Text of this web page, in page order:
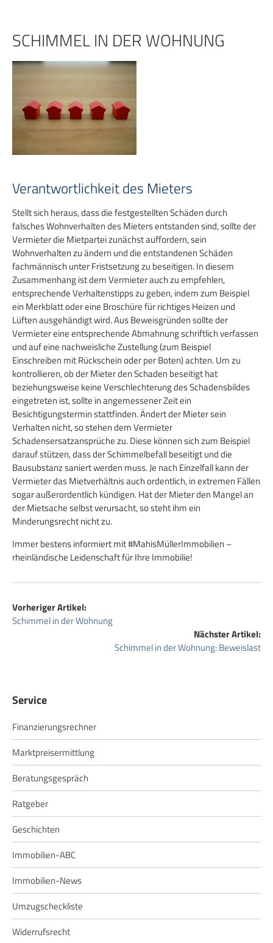
springen
SCHIMMEL IN DER WOHNUNG
Verantwortlichkeit des Mieters
Stellt sich heraus, dass die festgestellten Schäden durch
falsches Wohnverhalten des Mieters entstanden sind, sollte der
Vermieter die Mietpartei zunächst auffordern, sein
Wohnverhalten zu ändern und die entstandenen Schäden
fachmännisch unter Fristsetzung zu beseitigen. In diesem
Zusammenhang ist dem Vermieter auch zu empfehlen,
entsprechende Verhaltenstipps zu geben, indem zum Beispiel
ein Merkblatt oder eine Broschüre für richtiges Heizen und
Lüften ausgehändigt wird. Aus Beweisgründen sollte der
Vermieter eine entsprechende Abmahnung schriftlich verfassen
und auf eine nachweisliche Zustellung (zum Beispiel
Einschreiben mit Rückschein oder per Boten) achten. Um zu
kontrollieren, ob der Mieter den Schaden beseitigt hat
beziehungsweise keine Verschlechterung des Schadensbildes
eingetreten ist, sollte in angemessener Zeit ein
Besichtigungstermin stattfinden. Ändert der Mieter sein
Verhalten nicht, so stehen dem Vermieter
Schadensersatzansprüche zu. Diese können sich zum Beispiel
darauf stützen, dass der Schimmelbefall beseitigt und die
Bausubstanz saniert werden muss. Je nach Einzelfall kann der
Vermieter das Mietverhältnis auch ordentlich, in extremen Fällen
sogar außerordentlich kündigen. Hat der Mieter den Mangel an
der Mietsache selbst verursacht, so steht ihm ein
Minderungsrecht nicht zu.
Immer bestens informiert mit #MahisMüllerImmobilien –
rheinländische Leidenschaft für Ihre Immobilie!
Vorheriger Artikel:
Schimmel in der Wohnung
Nächster Artikel:
Schimmel in der Wohnung: Beweislast
Service
Finanzierungsrechner
Marktpreisermittlung
Beratungsgespräch
Ratgeber
Geschichten
Immobilien-ABC
Immobilien-News
Umzugscheckliste
Widerrufsrecht